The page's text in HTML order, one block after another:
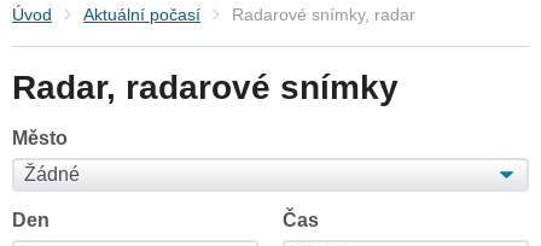
Úvod Aktuální počasí Radarové snímky, radar
Radar, radarové snímky
Město
Den Čas